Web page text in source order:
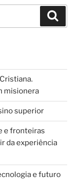
misionera
superior
e fronteiras
da experiência
e futuro